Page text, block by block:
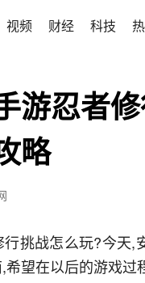
视频 财经 科技
游忍者
略
挑战怎么玩?今天
望在以后的游戏过